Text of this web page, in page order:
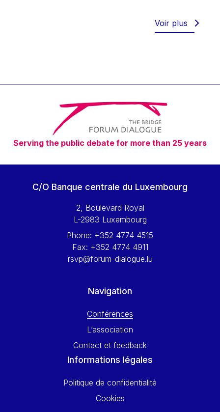
Timothy Radcliffe
Vaclav Klaus
Vassilios Skouris
Vítor Manuel da Silva Caldeira
Viviane Reding
Walter Hagg
Wolfgang Ketterle
Yossi Beillin
Yves FRANCHET
Voir plus
Serving the public debate for more than 25 years
C/O Banque centrale du Luxembourg
2, Boulevard Royal
L-2983 Luxembourg
Phone: +352 4774 4515
Fax: +352 4774 4911
rsvp@forum-dialogue.lu
Navigation
Conférences
L’association
Contact et feedback
Informations légales
Politique de confidentialité
Cookies